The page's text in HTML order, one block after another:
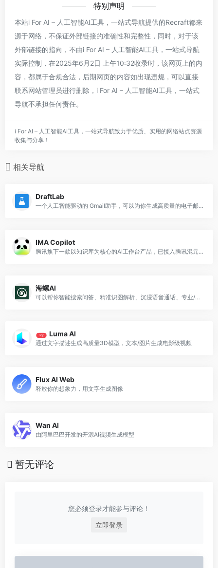
特别声明
本站i For AI – 人工智能AI工具，一站式导航提供的Recraft都来
源于网络，不保证外部链接的准确性和完整性，同时，对于该
外部链接的指向，不由i For AI – 人工智能AI工具，一站式导航
实际控制，在2025年6月2日 上午10:32收录时，该网页上的内
容，都属于合规合法，后期网页的内容如出现违规，可以直接
联系网站管理员进行删除，i For AI – 人工智能AI工具，一站式
导航不承担任何责任。
i For AI – 人工智能AI工具，一站式导航致力于优质、实用的网络站点资源
收集与分享！
相关导航
DraftLab
一个人工智能驱动的 Gmail助手，可以为你生成高质量的电子邮件回复。
IMA Copilot
腾讯旗下一款以知识库为核心的AI工作台产品，已接入腾讯混元大模型和DeepSeek R1模型满血版
海螺AI
可以帮你智能搜索问答、精准识图解析、沉浸语音通话、专业/创意写作、文档速读总结、还有独家悬浮球功能帮你把琐事化繁为简
Top Luma AI
通过文字描述生成高质量3D模型，文本/图片生成电影级视频
Flux AI Web
释放你的想象力，用文字生成图像
Wan AI
由阿里巴巴开发的开源AI视频生成模型
暂无评论
您必须登录才能参与评论！
立即登录